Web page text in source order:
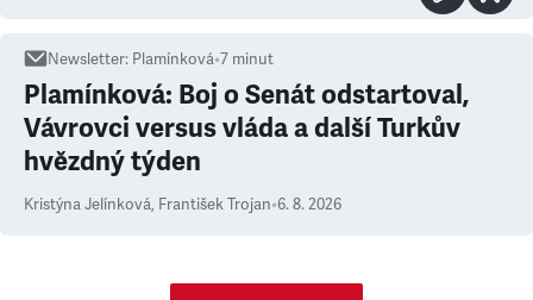
Newsletter: Plamínková•7 minut
Plamínková: Boj o Senát odstartoval,
Vávrovci versus vláda a další Turkův
hvězdný týden
Kristýna Jelínková, František Trojan•6. 8. 2026